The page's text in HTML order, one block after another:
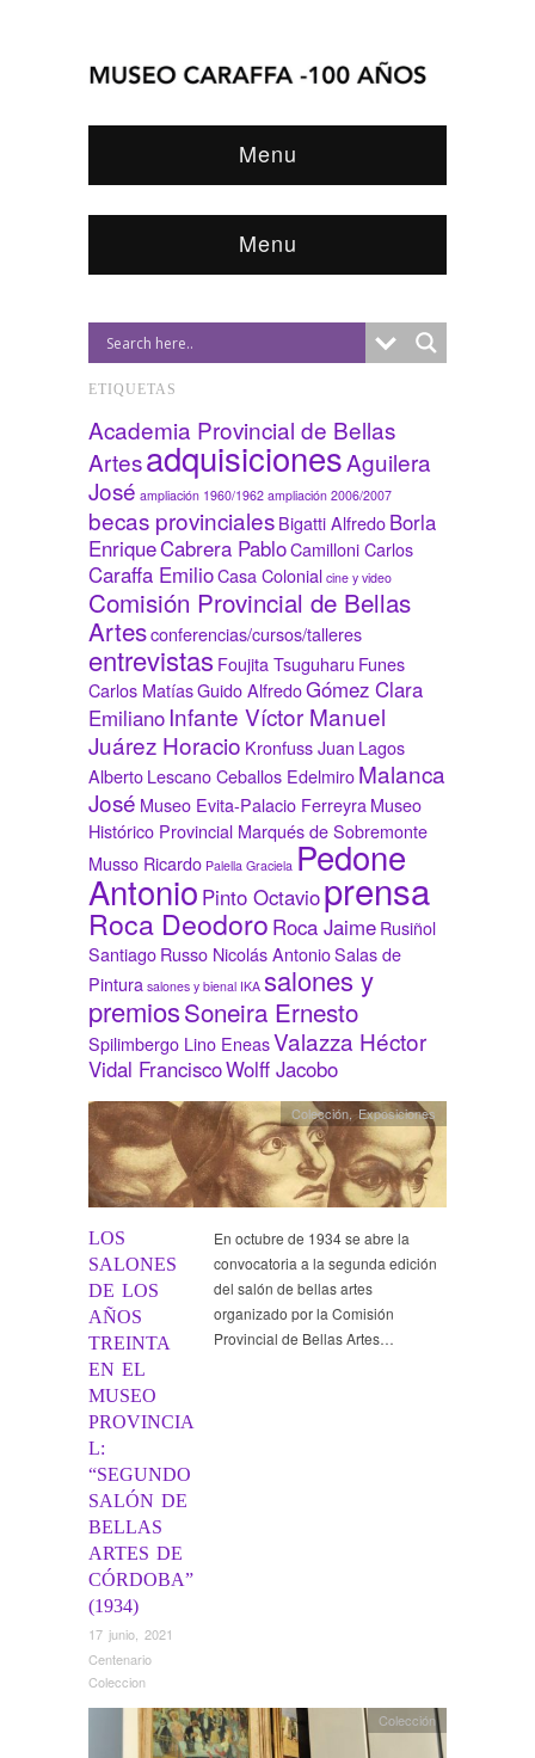
Menu
Menu
ETIQUETAS
Academia Provincial de Bellas
ArtesadquisicionesAguilera
José ampliación 1960/1962 ampliación 2006/2007
becas provincialesBigatti AlfredoBorla
EnriqueCabrera PabloCamilloni Carlos
Caraffa EmilioCasa Colonial cine y video
Comisión Provincial de Bellas
Artesconferencias/cursos/talleres
entrevistas Foujita Tsuguharu Funes
Carlos MatíasGuido AlfredoGómez Clara
EmilianoInfante Víctor Manuel
Juárez Horacio Kronfuss Juan Lagos
AlbertoLescano Ceballos EdelmiroMalanca
José Museo Evita-Palacio FerreyraMuseo
Histórico Provincial Marqués de Sobremonte
Musso Ricardo Palella Graciela Pedone
Antonio Pinto Octavioprensa
Roca Deodoro Roca JaimeRusiñol
SantiagoRusso Nicolás AntonioSalas de
Pintura salones y bienal IKA salones y
premiosSoneira Ernesto
Spilimbergo Lino EneasValazza Héctor
Vidal FranciscoWolff Jacobo
LOS
SALONES
DE LOS
AÑOS
TREINTA
EN EL
MUSEO
PROVINCIA
L:
“SEGUNDO
SALÓN DE
BELLAS
ARTES DE
CÓRDOBA”
(1934)
17 junio, 2021
Centenario
Coleccion
Colección,Exposiciones
En octubre de 1934 se abre la
convocatoria a la segunda edición
del salón de bellas artes
organizado por la Comisión
Provincial de Bellas Artes…
Colección